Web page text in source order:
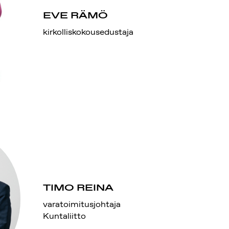
EVE RÄMÖ
kirkolliskokousedustaja
TIMO REINA
varatoimitusjohtaja
Kuntaliitto